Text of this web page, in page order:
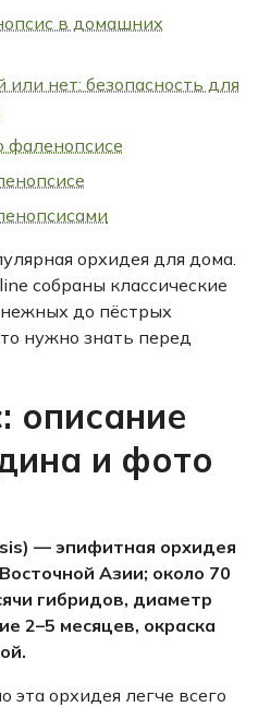
в домашних
нет: безопасность для
фаленопсисе
орхидея для дома.
собраны классические
до пёстрых
нужно знать перед
описание
и фото
— эпифитная орхидея
Азии; около 70
гибридов, диаметр
2–5 месяцев, окраска
орхидея легче всего